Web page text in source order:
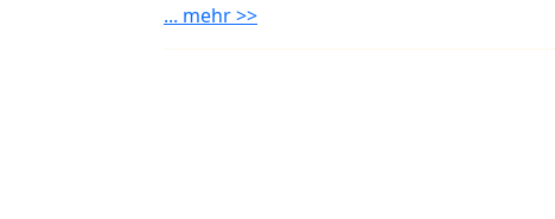
... mehr >>